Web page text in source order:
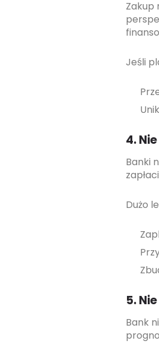
Zakup
Jeśli
4.
Banki
Dużo
5.
Bank